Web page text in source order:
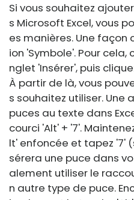
Si vous souhaitez
s Microsoft Excel, vous
es manières. Une
ion 'Symbole'. Pour
nglet 'Insérer', puis
À partir de là, vous
s souhaitez utiliser.
puces au texte dans
courci 'Alt' + '7'.
lt' enfoncée et tapez '7'
sérera une puce dans
alement utiliser le
n autre type de puce.